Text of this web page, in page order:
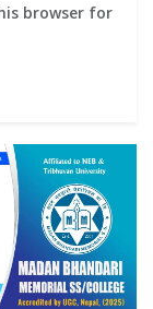
browser for